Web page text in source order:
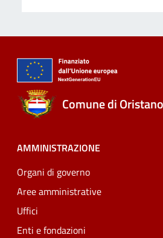
Comune di Oristano
AMMINISTRAZIONE
Organi di governo
Aree amministrative
Uffici
Enti e fondazioni